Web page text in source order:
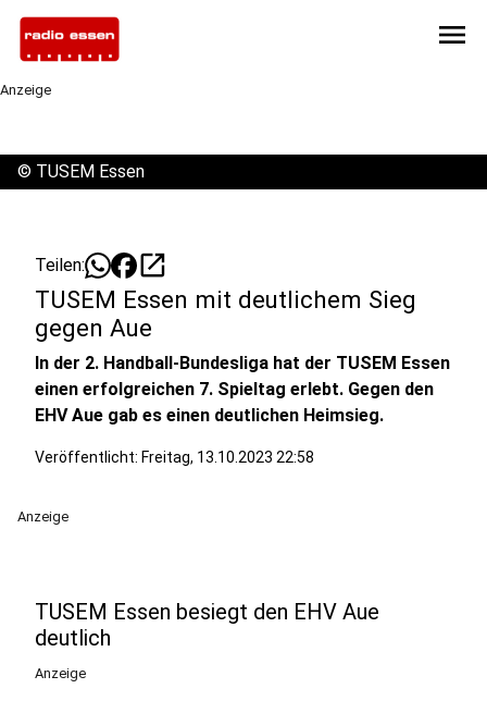
menu
Anzeige
© TUSEM Essen
Teilen: open_in_new
TUSEM Essen mit deutlichem Sieg
gegen Aue
In der 2. Handball-Bundesliga hat der TUSEM Essen
einen erfolgreichen 7. Spieltag erlebt. Gegen den
EHV Aue gab es einen deutlichen Heimsieg.
Veröffentlicht: Freitag, 13.10.2023 22:58
Anzeige
TUSEM Essen besiegt den EHV Aue
deutlich
Anzeige